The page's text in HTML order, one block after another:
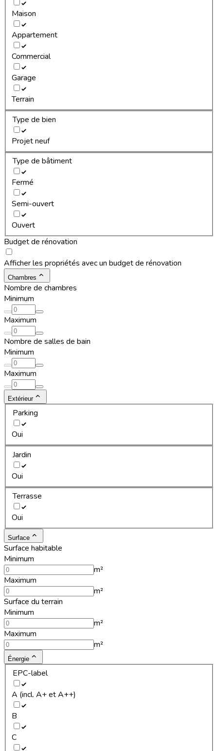
Maison
Appartement
Commercial
Garage
Terrain
Type de bien
Projet neuf
Type de bâtiment
Fermé
Semi-ouvert
Ouvert
Budget de rénovation
Afficher les propriétés avec un budget de rénovation
Chambres
Nombre de chambres
Minimum
Maximum
Nombre de salles de bain
Minimum
Maximum
Extérieur
Parking
Oui
Jardin
Oui
Terrasse
Oui
Surface
Surface habitable
Minimum
m²
Maximum
m²
Surface du terrain
Minimum
m²
Maximum
m²
Énergie
EPC-label
A (incl. A+ et A++)
B
C